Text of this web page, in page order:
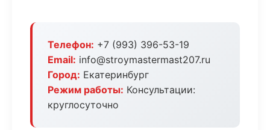
Телефон: +7 (993) 396-53-19
Email: info@stroymastermast207.ru
Город: Екатеринбург
Режим работы: Консультации:
круглосуточно